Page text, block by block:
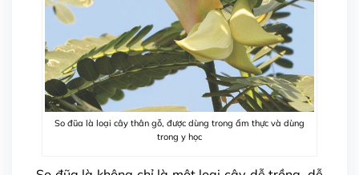
So đũa là loại cây thân gỗ, được dùng trong ẩm thực và dùng
trong y học